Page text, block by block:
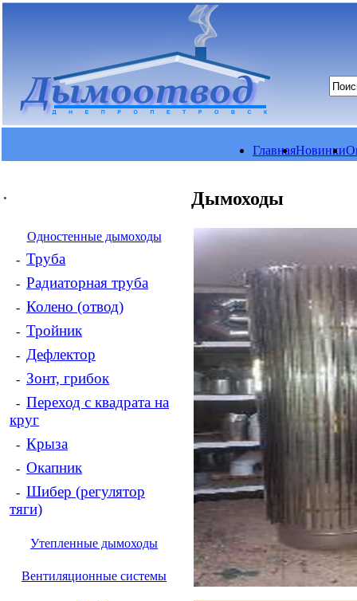
ГлавнаяНовинки
.
Одностенные дымоходы
- Труба
- Радиаторная труба
- Колено (отвод)
- Тройник
- Дефлектор
- Зонт, грибок
- Переход с квадрата на
круг
- Крыза
- Окапник
- Шибер (регулятор
тяги)
Утепленные дымоходы
Вентиляционные системы
Дымоходы